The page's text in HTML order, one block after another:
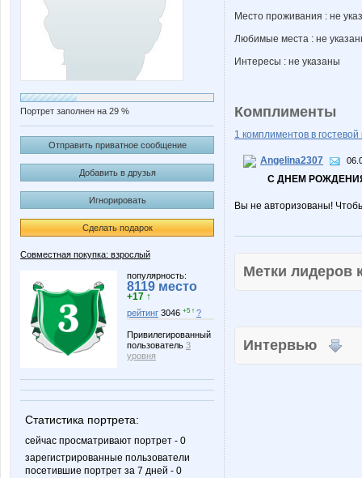
Портрет заполнен на 29 %
Отправить приватное сообщение
Добавить в друзья
Игнорировать
Сделать подарок
Совместная покупка: взрослый
популярность:
8119 место
+17 ↑
рейтинг 3046 +5 ↑ ?
Привилегированный
пользователь 3
уровня
Статистика портрета:
сейчас просматривают портрет - 0
зарегистрированные пользователи
посетившие портрет за 7 дней - 0
Место проживания : не
Любимые места : не
Интересы : не указаны
Комплименты
1 комплиментов в гостевой
Angelina2307
С ДНЕМ
Вы не авторизованы!
Метки
Интервью